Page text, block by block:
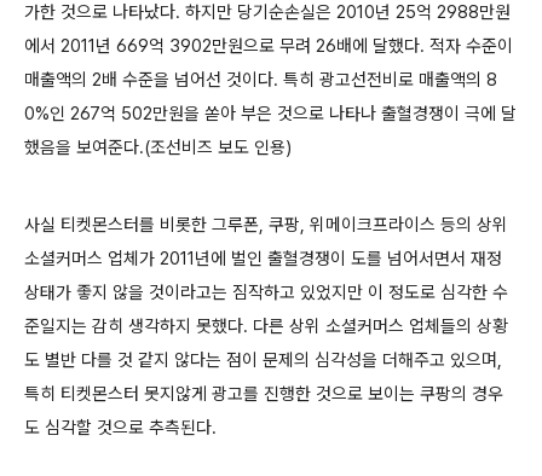
가한 것으로 나타났다. 하지만 당기순손실은 2010년 25억 2988만원
에서 2011년 669억 3902만원으로 무려 26배에 달했다. 적자 수준이
매출액의 2배 수준을 넘어선 것이다. 특히 광고선전비로 매출액의 8
0%인 267억 502만원을 쏟아 부은 것으로 나타나 출혈경쟁이 극에 달
했음을 보여준다.(조선비즈 보도 인용)
사실 티켓몬스터를 비롯한 그루폰, 쿠팡, 위메이크프라이스 등의 상위
소셜커머스 업체가 2011년에 벌인 출혈경쟁이 도를 넘어서면서 재정
상태가 좋지 않을 것이라고는 짐작하고 있었지만 이 정도로 심각한 수
준일지는 감히 생각하지 못했다. 다른 상위 소셜커머스 업체들의 상황
도 별반 다를 것 같지 않다는 점이 문제의 심각성을 더해주고 있으며,
특히 티켓몬스터 못지않게 광고를 진행한 것으로 보이는 쿠팡의 경우
도 심각할 것으로 추측된다.